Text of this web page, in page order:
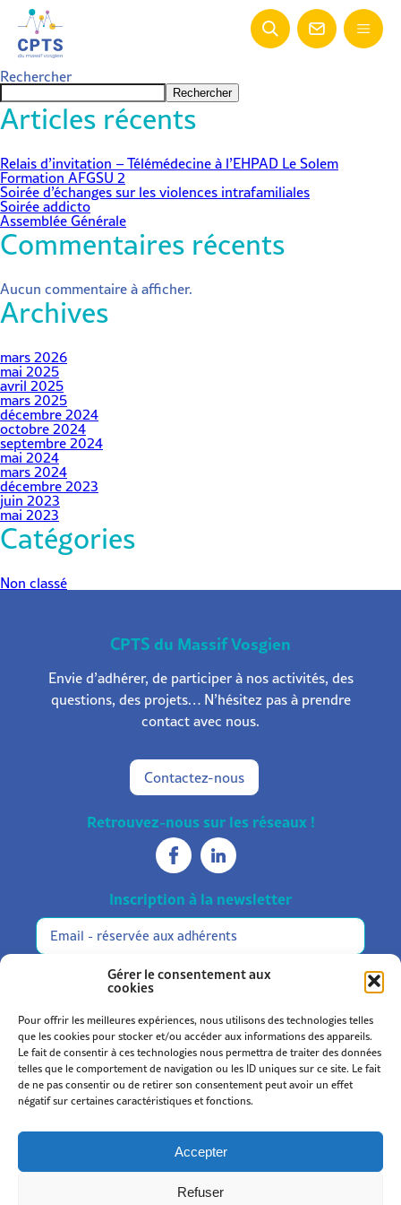
Gérer le consentement aux
cookies
Pour offrir les meilleures expériences, nous utilisons des technologies telles
que les cookies pour stocker et/ou accéder aux informations des appareils.
Le fait de consentir à ces technologies nous permettra de traiter des données
telles que le comportement de navigation ou les ID uniques sur ce site. Le fait
de ne pas consentir ou de retirer son consentement peut avoir un effet
négatif sur certaines caractéristiques et fonctions.
Accepter
Refuser
Rechercher
Rechercher
Articles récents
Relais d’invitation – Télémédecine à l’EHPAD Le Solem
Formation AFGSU 2
Soirée d’échanges sur les violences intrafamiliales
Soirée addicto
Assemblée Générale
Commentaires récents
Aucun commentaire à afficher.
Archives
mars 2026
mai 2025
avril 2025
mars 2025
décembre 2024
octobre 2024
septembre 2024
mai 2024
mars 2024
décembre 2023
juin 2023
mai 2023
Catégories
Non classé
CPTS du Massif Vosgien
Envie d’adhérer, de participer à nos activités, des
questions, des projets… N’hésitez pas à prendre
contact avec nous.
Contactez-nous
Retrouvez-nous sur les réseaux !
Inscription à la newsletter
Réservée
aux
adhérents
M'inscrire
Alternative:
Statuts et règlement
Politique de confidentialité
Politique de cookies (UE)